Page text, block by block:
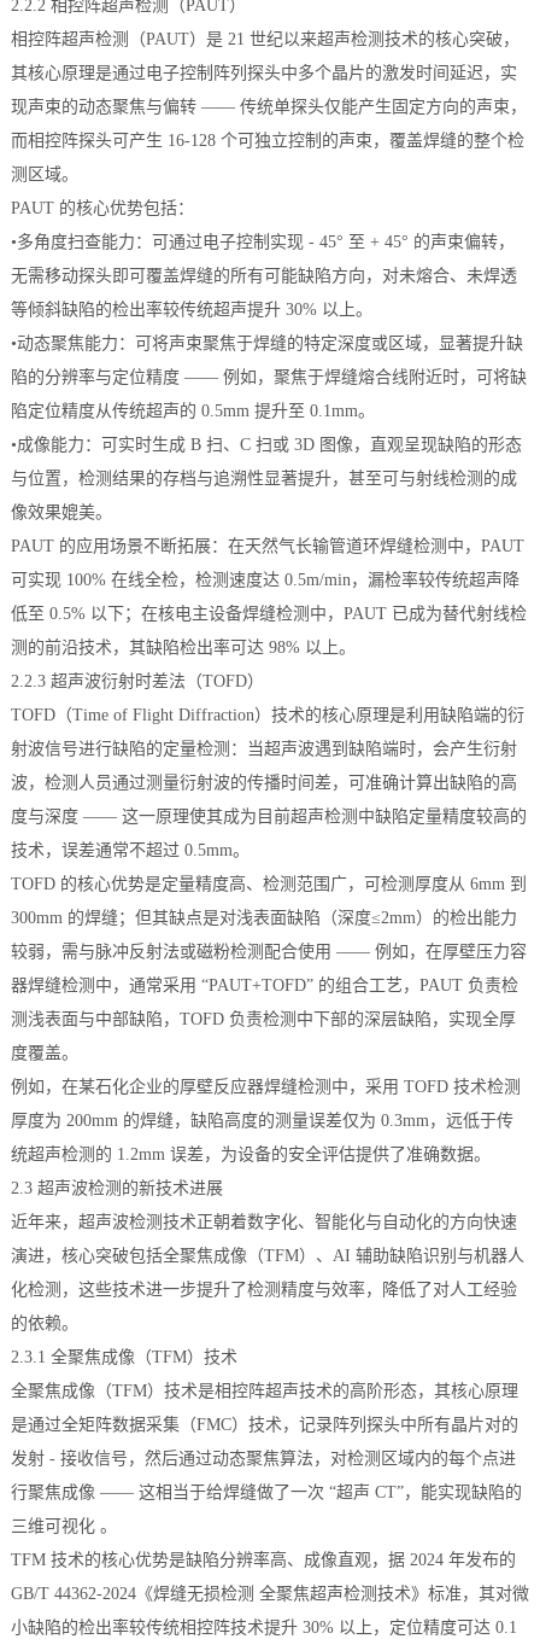
2.2.2 相控阵超声检测（PAUT）
相控阵超声检测（PAUT）是 21 世纪以来超声检测技术的核心突破，
其核心原理是通过电子控制阵列探头中多个晶片的激发时间延迟，实
现声束的动态聚焦与偏转 —— 传统单探头仅能产生固定方向的声束，
而相控阵探头可产生 16-128 个可独立控制的声束，覆盖焊缝的整个检
测区域。
PAUT 的核心优势包括：
•多角度扫查能力：可通过电子控制实现 - 45° 至 + 45° 的声束偏转，
无需移动探头即可覆盖焊缝的所有可能缺陷方向，对未熔合、未焊透
等倾斜缺陷的检出率较传统超声提升 30% 以上。
•动态聚焦能力：可将声束聚焦于焊缝的特定深度或区域，显著提升缺
陷的分辨率与定位精度 —— 例如，聚焦于焊缝熔合线附近时，可将缺
陷定位精度从传统超声的 0.5mm 提升至 0.1mm。
•成像能力：可实时生成 B 扫、C 扫或 3D 图像，直观呈现缺陷的形态
与位置，检测结果的存档与追溯性显著提升，甚至可与射线检测的成
像效果媲美。
PAUT 的应用场景不断拓展：在天然气长输管道环焊缝检测中，PAUT
可实现 100% 在线全检，检测速度达 0.5m/min，漏检率较传统超声降
低至 0.5% 以下；在核电主设备焊缝检测中，PAUT 已成为替代射线检
测的前沿技术，其缺陷检出率可达 98% 以上。
2.2.3 超声波衍射时差法（TOFD）
TOFD（Time of Flight Diffraction）技术的核心原理是利用缺陷端的衍
射波信号进行缺陷的定量检测：当超声波遇到缺陷端时，会产生衍射
波，检测人员通过测量衍射波的传播时间差，可准确计算出缺陷的高
度与深度 —— 这一原理使其成为目前超声检测中缺陷定量精度较高的
技术，误差通常不超过 0.5mm。
TOFD 的核心优势是定量精度高、检测范围广，可检测厚度从 6mm 到
300mm 的焊缝；但其缺点是对浅表面缺陷（深度≤2mm）的检出能力
较弱，需与脉冲反射法或磁粉检测配合使用 —— 例如，在厚壁压力容
器焊缝检测中，通常采用 “PAUT+TOFD” 的组合工艺，PAUT 负责检
测浅表面与中部缺陷，TOFD 负责检测中下部的深层缺陷，实现全厚
度覆盖。
例如，在某石化企业的厚壁反应器焊缝检测中，采用 TOFD 技术检测
厚度为 200mm 的焊缝，缺陷高度的测量误差仅为 0.3mm，远低于传
统超声检测的 1.2mm 误差，为设备的安全评估提供了准确数据。
2.3 超声波检测的新技术进展
近年来，超声波检测技术正朝着数字化、智能化与自动化的方向快速
演进，核心突破包括全聚焦成像（TFM）、AI 辅助缺陷识别与机器人
化检测，这些技术进一步提升了检测精度与效率，降低了对人工经验
的依赖。
2.3.1 全聚焦成像（TFM）技术
全聚焦成像（TFM）技术是相控阵超声技术的高阶形态，其核心原理
是通过全矩阵数据采集（FMC）技术，记录阵列探头中所有晶片对的
发射 - 接收信号，然后通过动态聚焦算法，对检测区域内的每个点进
行聚焦成像 —— 这相当于给焊缝做了一次 “超声 CT”，能实现缺陷的
三维可视化 。
TFM 技术的核心优势是缺陷分辨率高、成像直观，据 2024 年发布的
GB/T 44362-2024《焊缝无损检测 全聚焦超声检测技术》标准，其对微
小缺陷的检出率较传统相控阵技术提升 30% 以上，定位精度可达 0.1